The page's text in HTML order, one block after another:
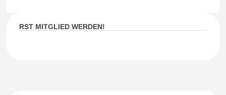
RST MITGLIED WERDEN!